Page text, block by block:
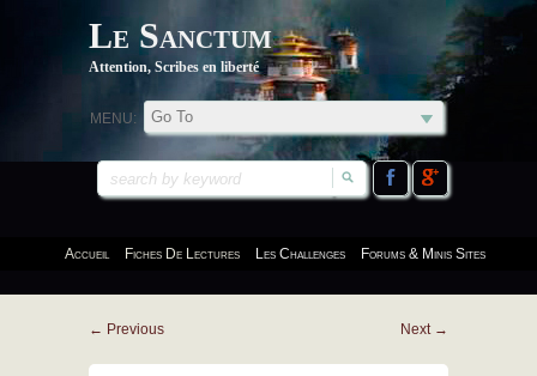
Le Sanctum
Attention, Scribes en liberté
MENU:
Accueil Fiches De Lectures Les Challenges Forums & Minis Sites
← Previous Next →